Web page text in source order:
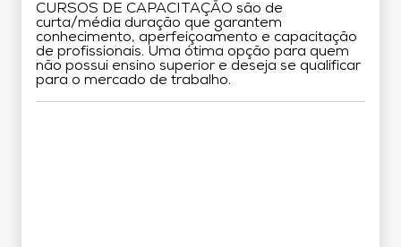
CURSOS DE CAPACITAÇÃO são de
curta/média duração que garantem
conhecimento, aperfeiçoamento e capacitação
de profissionais. Uma ótima opção para quem
não possui ensino superior e deseja se qualificar
para o mercado de trabalho.